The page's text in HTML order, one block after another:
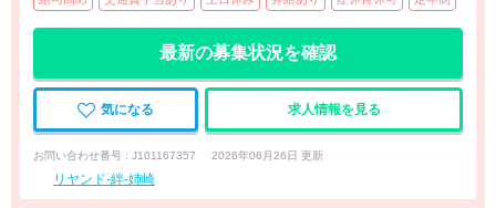
最新の募集状況を確認
気になる 求人情報を見る
お問い合わせ番号 : J101167357 2026年06月26日 更新
リヤンド-絆-姉崎